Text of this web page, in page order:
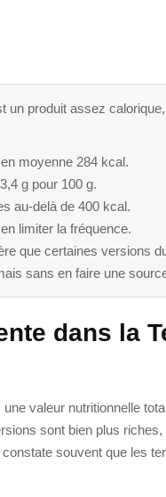
un produit assez
moyenne 284 kcal.
g pour 100 g.
au-delà de 400 kcal.
limiter la fréquence.
que certaines versions
sans en faire une
dans la
une valeur nutritionnelle
sont bien plus riches,
souvent que les